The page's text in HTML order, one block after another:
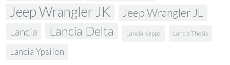
Jeep Wrangler JK Jeep Wrangler JL
Lancia Lancia Delta Lancia Kappa Lancia Thesis
Lancia Ypsilon